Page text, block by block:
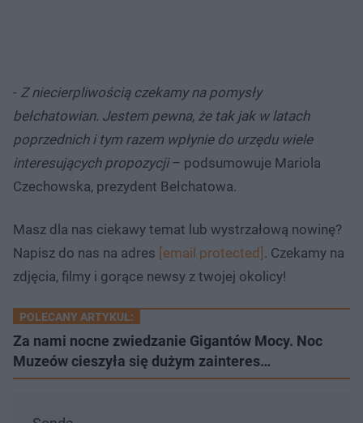
- Z niecierpliwością czekamy na pomysły
bełchatowian. Jestem pewna, że tak jak w latach
poprzednich i tym razem wpłynie do urzędu wiele
interesujących propozycji– podsumowuje Mariola
Czechowska, prezydent Bełchatowa.
Masz dla nas ciekawy temat lub wystrzałową nowinę?
Napisz do nas na adres [email protected] . Czekamy na
zdjęcia, filmy i gorące newsy z twojej okolicy!
POLECANY ARTYKUŁ:
Za nami nocne zwiedzanie Gigantów Mocy. Noc
Muzeów cieszyła się dużym zainteres…